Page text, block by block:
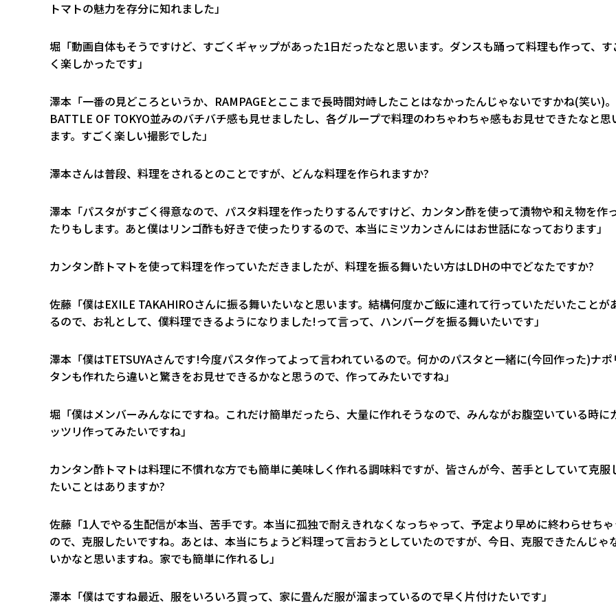
トマトの魅力を存分に知れました」
堀「動画自体もそうですけど、すごくギャップがあった1日だったなと思います。ダンスも踊って料理も作って、す
く楽しかったです」
澤本「一番の見どころというか、RAMPAGEとここまで長時間対峙したことはなかったんじゃないですかね(笑い)。
BATTLE OF TOKYO並みのバチバチ感も見せましたし、各グループで料理のわちゃわちゃ感もお見せできたなと思
ます。すごく楽しい撮影でした」
――澤本さんは普段、料理をされるとのことですが、どんな料理を作られますか?
澤本「パスタがすごく得意なので、パスタ料理を作ったりするんですけど、カンタン酢を使って漬物や和え物を作
たりもします。あと僕はリンゴ酢も好きで使ったりするので、本当にミツカンさんにはお世話になっております」
――カンタン酢トマトを使って料理を作っていただきましたが、料理を振る舞いたい方はLDHの中でどなたですか?
佐藤「僕はEXILE TAKAHIROさんに振る舞いたいなと思います。結構何度かご飯に連れて行っていただいたことが
るので、お礼として、僕料理できるようになりました!って言って、ハンバーグを振る舞いたいです」
澤本「僕はTETSUYAさんです!今度パスタ作ってよって言われているので。何かのパスタと一緒に(今回作った)ナポ
タンも作れたら違いと驚きをお見せできるかなと思うので、作ってみたいですね」
堀「僕はメンバーみんなにですね。これだけ簡単だったら、大量に作れそうなので、みんながお腹空いている時に
ッツリ作ってみたいですね」
――カンタン酢トマトは料理に不慣れな方でも簡単に美味しく作れる調味料ですが、皆さんが今、苦手としていて克服
たいことはありますか?
佐藤「1人でやる生配信が本当、苦手です。本当に孤独で耐えきれなくなっちゃって、予定より早めに終わらせちゃ
ので、克服したいですね。あとは、本当にちょうど料理って言おうとしていたのですが、今日、克服できたんじゃ
いかなと思いますね。家でも簡単に作れるし」
澤本「僕はですね最近、服をいろいろ買って、家に畳んだ服が溜まっているので早く片付けたいです」